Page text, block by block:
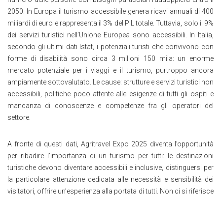
2050. In Europa il turismo accessibile genera ricavi annuali di 400
miliardi di euro e rappresenta il 3% del PIL totale. Tuttavia, solo il 9%
dei servizi turistici nell’Unione Europea sono accessibili. In Italia,
secondo gli ultimi dati Istat, i potenziali turisti che convivono con
forme di disabilità sono circa 3 milioni 150 mila: un enorme
mercato potenziale per i viaggi e il turismo, purtroppo ancora
ampiamente sottovalutato. Le cause: strutture e servizi turistici non
accessibili, politiche poco attente alle esigenze di tutti gli ospiti e
mancanza di conoscenze e competenze fra gli operatori del
settore.
A fronte di questi dati, Agritravel Expo 2025 diventa l’opportunità
per ribadire l’importanza di un turismo per tutti: le destinazioni
turistiche devono diventare accessibili e inclusive, distinguersi per
la particolare attenzione dedicata alle necessità e sensibilità dei
visitatori, offrire un’esperienza alla portata di tutti. Non ci si riferisce